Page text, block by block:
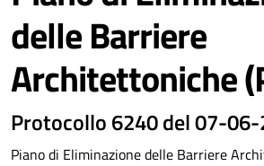
delle Barriere
Architettoniche
Dettagli del
Protocollo 6240 del 07-
Piano di Eliminazione delle Barriere